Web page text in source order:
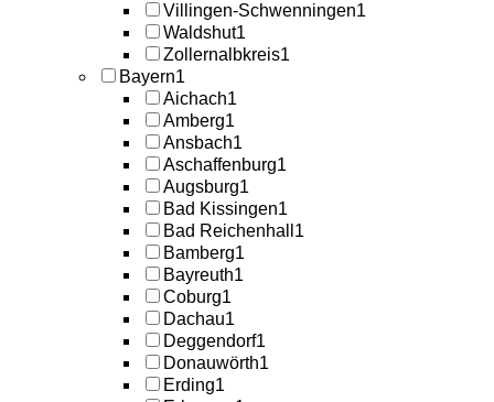
Villingen-Schwenningen1
Waldshut1
Zollernalbkreis1
Bayern1
Aichach1
Amberg1
Ansbach1
Aschaffenburg1
Augsburg1
Bad Kissingen1
Bad Reichenhall 1
Bamberg1
Bayreuth1
Coburg1
Dachau1
Deggendorf1
Donauwörth1
Erding1